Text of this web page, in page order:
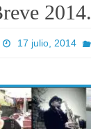
2014.
17 julio, 2014